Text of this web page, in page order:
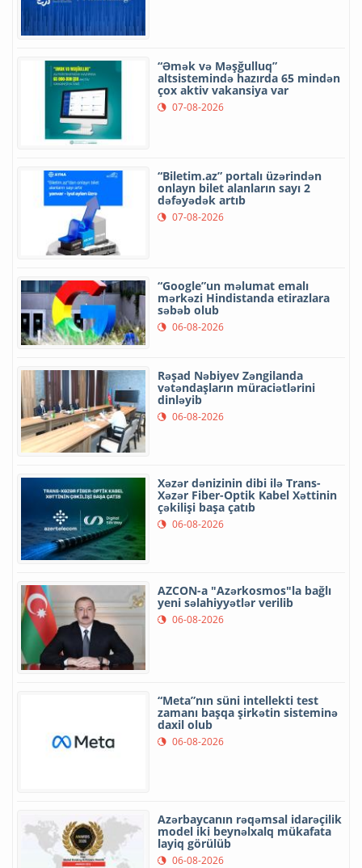
“Əmək və Məşğulluq”
altsistemində hazırda 65 mindən
çox aktiv vakansiya var
07-08-2026
“Biletim.az” portalı üzərindən
onlayn bilet alanların sayı 2
dəfəyədək artıb
07-08-2026
“Google”un məlumat emalı
mərkəzi Hindistanda etirazlara
səbəb olub
06-08-2026
Rəşad Nəbiyev Zəngilanda
vətəndaşların müraciətlərini
dinləyib
06-08-2026
Xəzər dənizinin dibi ilə Trans-
Xəzər Fiber-Optik Kabel Xəttinin
çəkilişi başa çatıb
06-08-2026
AZCON-a "Azərkosmos"la bağlı
yeni səlahiyyətlər verilib
06-08-2026
“Meta”nın süni intellekti test
zamanı başqa şirkətin sisteminə
daxil olub
06-08-2026
Azərbaycanın rəqəmsal idarəçilik
model iki beynəlxalq mükafata
layiq görülüb
06-08-2026